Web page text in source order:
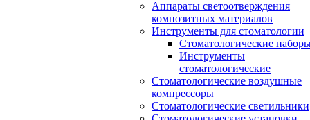
Аппараты светоотверждения
композитных материалов
Инструменты для стоматологии
Стоматологические
Инструменты
стоматологические
Стоматологические воздушные
компрессоры
Стоматологические светильники